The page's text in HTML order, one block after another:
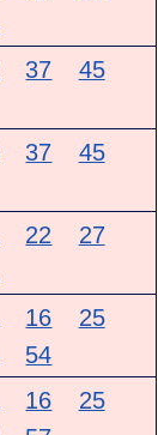
37
45
37
45
22
27
16
25
54
16
25